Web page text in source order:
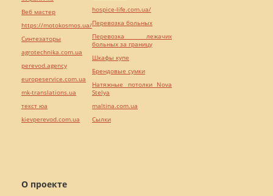
О проекте
Веб мастер
https://motokosmos.ua/
Синтезаторы
agrotechnika.com.ua
perevod.agency
europeservice.com.ua
mk-translations.ua
текст юа
kievperevod.com.ua
hospice-life.com.ua/
Перевозка больных
Перевозка лежачих
больных за границу
Шкафы купе
Брендовые сумки
Натяжные потолки Nova
Stelya
maltina.com.ua
Cылки